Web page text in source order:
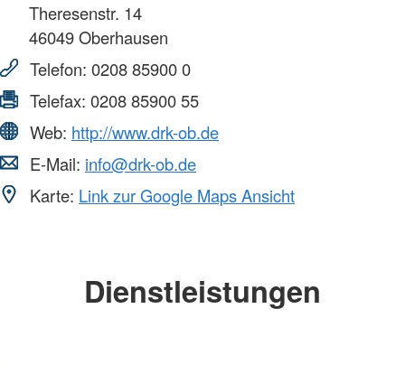
Theresenstr. 14
46049Oberhausen
Telefon: 0208 85900 0
Telefax: 0208 85900 55
Web: http://www.drk-ob.de
E-Mail: info@drk-ob.de
Karte: Link zur Google Maps Ansicht
Dienstleistungen